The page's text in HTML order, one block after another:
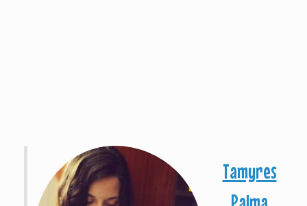
Tamyres